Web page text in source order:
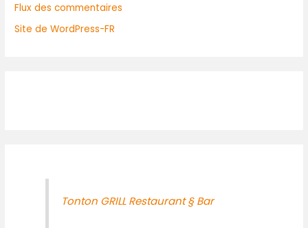
Flux des commentaires
Site de WordPress-FR
Tonton GRILL Restaurant § Bar